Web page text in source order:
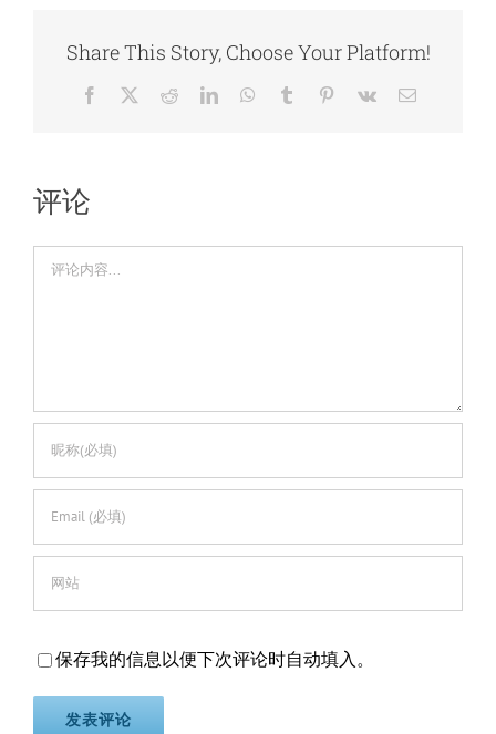
Share This Story, Choose Your Platform!
Facebook RedditLinkedInWhatsApp
Tumblr Pinterest
Vk
电
评论
保存我的信息以便下次评论时自动填入。